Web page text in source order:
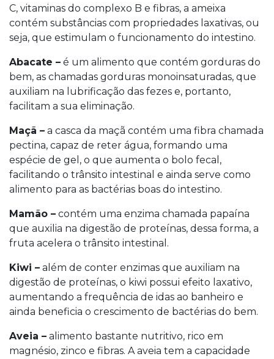
C, vitaminas do complexo B e fibras, a ameixa
contém substâncias com propriedades laxativas, ou
seja, que estimulam o funcionamento do intestino.
Abacate – é um alimento que contém gorduras do
bem, as chamadas gorduras monoinsaturadas, que
auxiliam na lubrificação das fezes e, portanto,
facilitam a sua eliminação.
Maçã – a casca da maçã contém uma fibra chamada
pectina, capaz de reter água, formando uma
espécie de gel, o que aumenta o bolo fecal,
facilitando o trânsito intestinal e ainda serve como
alimento para as bactérias boas do intestino.
Mamão – contém uma enzima chamada papaína
que auxilia na digestão de proteínas, dessa forma, a
fruta acelera o trânsito intestinal.
Kiwi – além de conter enzimas que auxiliam na
digestão de proteínas, o kiwi possui efeito laxativo,
aumentando a frequência de idas ao banheiro e
ainda beneficia o crescimento de bactérias do bem.
Aveia – alimento bastante nutritivo, rico em
magnésio, zinco e fibras. A aveia tem a capacidade